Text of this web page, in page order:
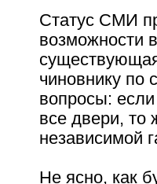
Статус СМИ
возможности
чиновнику по
вопросы:
все двери, то
независимой
Не ясно, как